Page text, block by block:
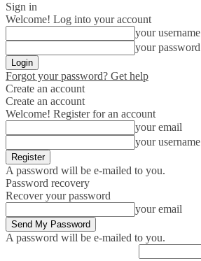
Sign in
Welcome! Log into your account
your username
your password
Forgot your password? Get help
Create an account
Create an account
Welcome! Register for an account
your email
your username
A password will be e-mailed to you.
Password recovery
Recover your password
your email
A password will be e-mailed to you.